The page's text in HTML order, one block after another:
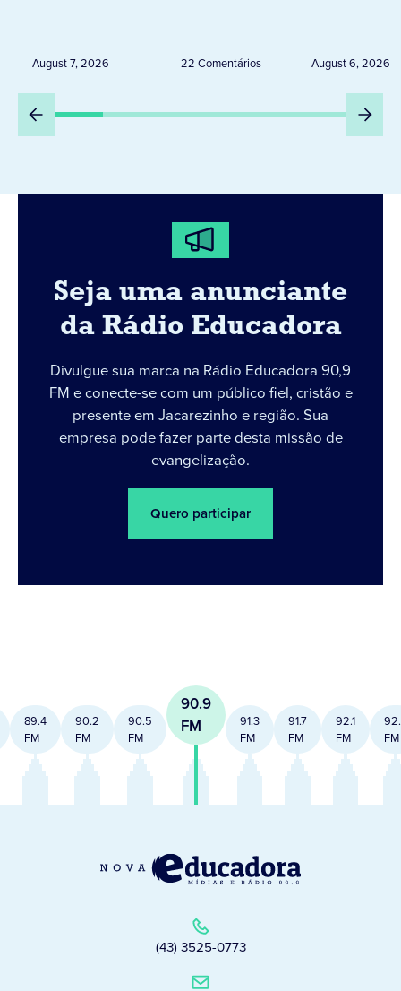
August 7, 2026 22 Comentários
Peru
August 6, 2026
Seja uma anunciante
da Rádio Educadora
Divulgue sua marca na Rádio Educadora 90,9
FM e conecte-se com um público fiel, cristão e
presente em Jacarezinho e região. Sua
empresa pode fazer parte desta missão de
evangelização.
Quero participar
89.4
FM
90.2
FM
90.5
FM
90.9
FM
91.3
FM
91.7
FM
92.1
FM
FM
(43) 3525-0773